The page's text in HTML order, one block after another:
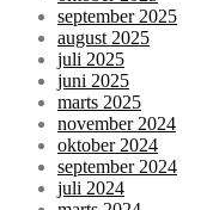
september 2025
august 2025
juli 2025
juni 2025
marts 2025
november 2024
oktober 2024
september 2024
juli 2024